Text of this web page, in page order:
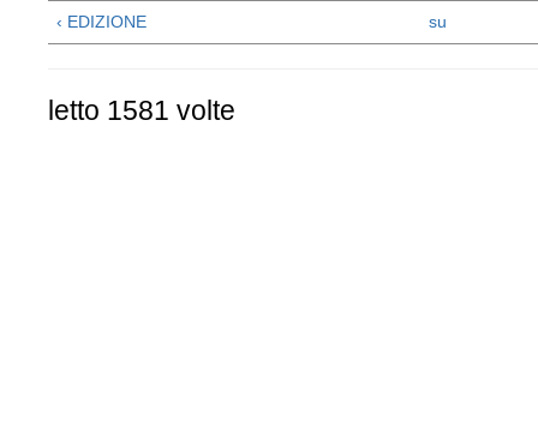
‹ EDIZIONE su
letto 1581 volte